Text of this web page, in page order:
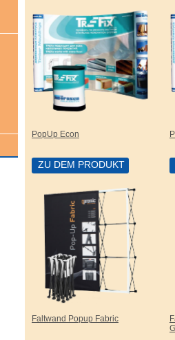
PopUp Econ
ZU DEM PRODUKT
Faltwand Popup Fabric